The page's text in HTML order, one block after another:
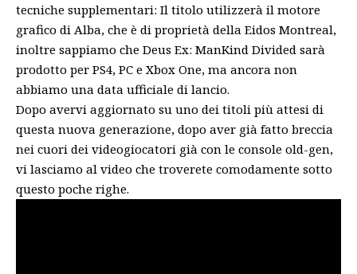
tecniche supplementari: Il titolo utilizzerà il motore
grafico di Alba, che è di proprietà della Eidos Montreal,
inoltre sappiamo che Deus Ex: ManKind Divided sarà
prodotto per PS4, PC e Xbox One, ma ancora non
abbiamo una data ufficiale di lancio.
Dopo avervi aggiornato su uno dei titoli più attesi di
questa nuova generazione, dopo aver già fatto breccia
nei cuori dei videogiocatori già con le console old-gen,
vi lasciamo al video che troverete comodamente sotto
questo poche righe.